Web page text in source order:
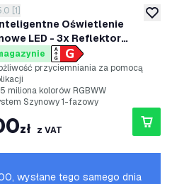
Oświetlenie
LED - 3x Reflektor
- 4.9W - RGB+CCT -
Przyciemniania -
Szynowy 1-fazowy -
otwórz panel recenzji
oceny
[1]
przyciemniania za pomocą
miliona kolorów RGBWW
Szynowy 1-fazowy
zł z VAT
wysłane tego samego dnia